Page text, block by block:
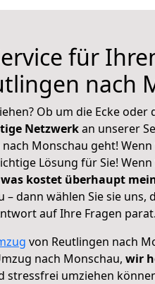
für
nach
Ob um die Ecke
Netzwerkan unserer
Monschau geht!
Lösung für Sie!
was kostet überhaupt
– dann wählen Sie sie
auf Ihre Fragen parat.
von Reutlingen nach
nach Monschau, wir
stressfrei umziehen